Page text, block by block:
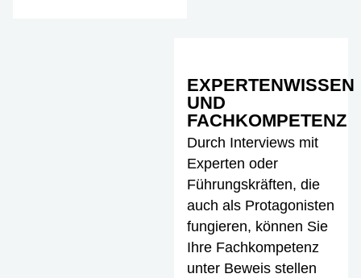
EXPERTENWISSEN
UND
FACHKOMPETENZ
Durch Interviews mit
Experten oder
Führungskräften, die
auch als Protagonisten
fungieren, können Sie
Ihre Fachkompetenz
unter Beweis stellen